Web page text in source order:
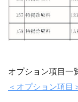
オプション項目一
＜オプション項目